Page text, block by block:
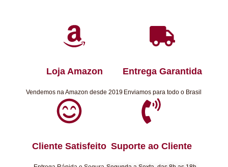
Loja Amazon
Vendemos na Amazon desde 2019
Entrega Garantida
Enviamos para todo o Brasil
Cliente Satisfeito Suporte ao Cliente